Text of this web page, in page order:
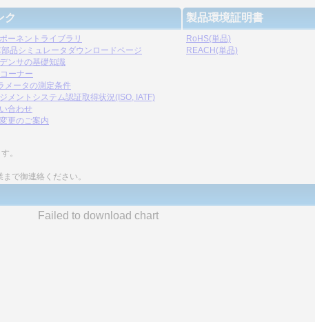
ク
ーネントライブラリ
部品シミュレータダウンロードページ
ンサの基礎知識
ーナー
メータの測定条件
メントシステム認証取得状況(ISO, IATF)
合わせ
更のご案内
製品環境証明書
RoHS(単品)
REACH(単品)
。
で御連絡ください。
Failed to download chart